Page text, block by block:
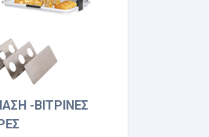
-ΒΙΤΡΙΝΕΣ